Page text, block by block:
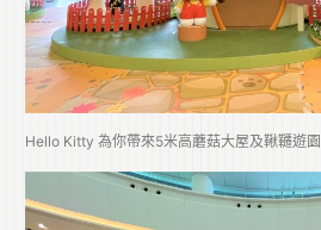
Hello Kitty 為你帶來5米高蘑菇大屋及鞦韆遊園